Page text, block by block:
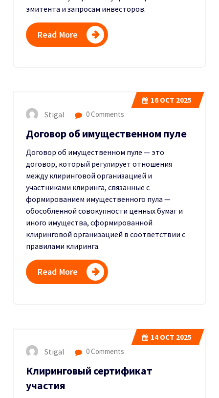
эмитента и запросам инвесторов.
Read More
16 OCT 2025
Stigal 0 Comments
Договор об имущественном пуле
Договор об имущественном пуле — это
договор, который регулирует отношения
между клиринговой организацией и
участниками клиринга, связанные с
формированием имущественного пула —
обособленной совокупности ценных бумаг и
иного имущества, сформированной
клиринговой организацией в соответствии с
правилами клиринга.
Read More
14 OCT 2025
Stigal 0 Comments
Клиринговый сертификат
участия